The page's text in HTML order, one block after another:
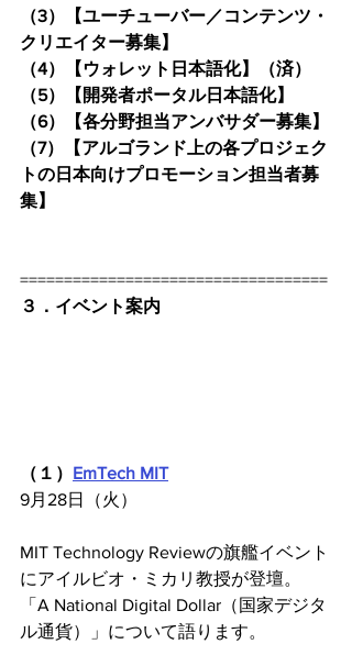
（3）【ユーチューバー／コンテンツ・
クリエイター募集】
（4）【ウォレット日本語化】（済）
（5）【開発者ポータル日本語化】
（6）【各分野担当アンバサダー募集】
（7）【アルゴランド上の各プロジェク
トの日本向けプロモーション担当者募
集】
===================================
３．イベント案内
（１） EmTech MIT
9月28日（火）
MIT Technology Reviewの旗艦イベント
にアイルビオ・ミカリ教授が登壇。
「A National Digital Dollar（国家デジタ
ル通貨）」について語ります。